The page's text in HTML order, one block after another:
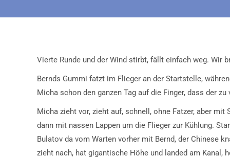
Vierte Runde und der Wind stirbt, fällt einfach weg. Wir
Bernds Gummi fatzt im Flieger an der Startstelle,
Micha schon den ganzen Tag auf die Finger, dass der
Micha zieht vor, zieht auf, schnell, ohne Fatzer, aber
dann mit nassen Lappen um die Flieger zur Kühlung.
Bulatov da vom Warten vorher mit Bernd, der Chinese
zieht nach, hat gigantische Höhe und landed am Kanal,